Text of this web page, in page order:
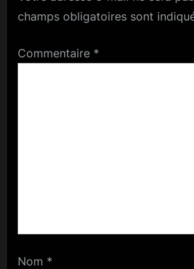
champs obligatoires sont
Commentaire *
Nom *